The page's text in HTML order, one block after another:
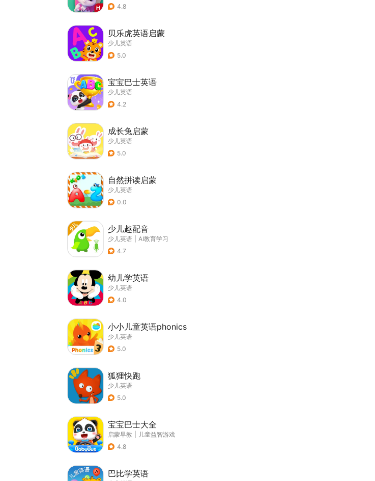
4.8
贝乐虎英语启蒙
少儿英语
5.0
宝宝巴士英语
少儿英语
4.2
成长兔启蒙
少儿英语
5.0
自然拼读启蒙
少儿英语
0.0
少儿趣配音
少儿英语
AI教育学习
4.7
幼儿学英语
少儿英语
4.0
小小儿童英语phonics
少儿英语
5.0
狐狸快跑
少儿英语
5.0
宝宝巴士大全
启蒙早教
儿童益智游戏
4.8
巴比学英语